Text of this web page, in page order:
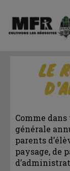
LE
Comme
générale
parents
paysage, de